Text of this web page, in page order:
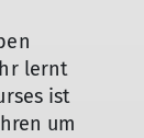
lernt
ist
um